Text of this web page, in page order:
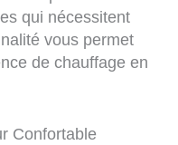
qui nécessitent
vous permet
de chauffage en
Confortable